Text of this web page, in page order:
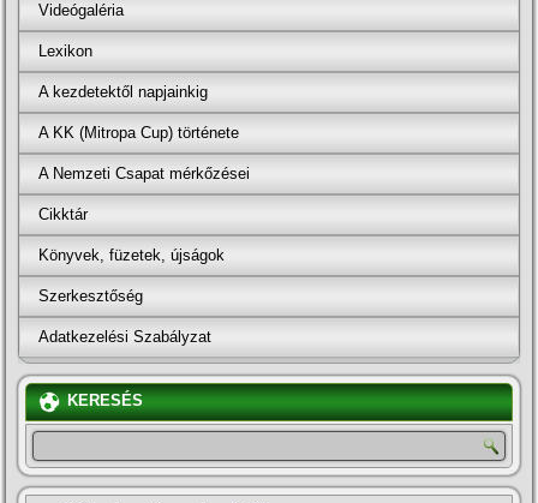
Videógaléria
Lexikon
A kezdetektől napjainkig
A KK (Mitropa Cup) története
A Nemzeti Csapat mérkőzései
Cikktár
Könyvek, füzetek, újságok
Szerkesztőség
Adatkezelési Szabályzat
KERESÉS